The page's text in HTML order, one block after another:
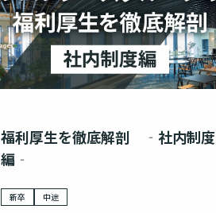
福利厚生を徹底解剖 ‐社内制度
編‐
新卒 中途